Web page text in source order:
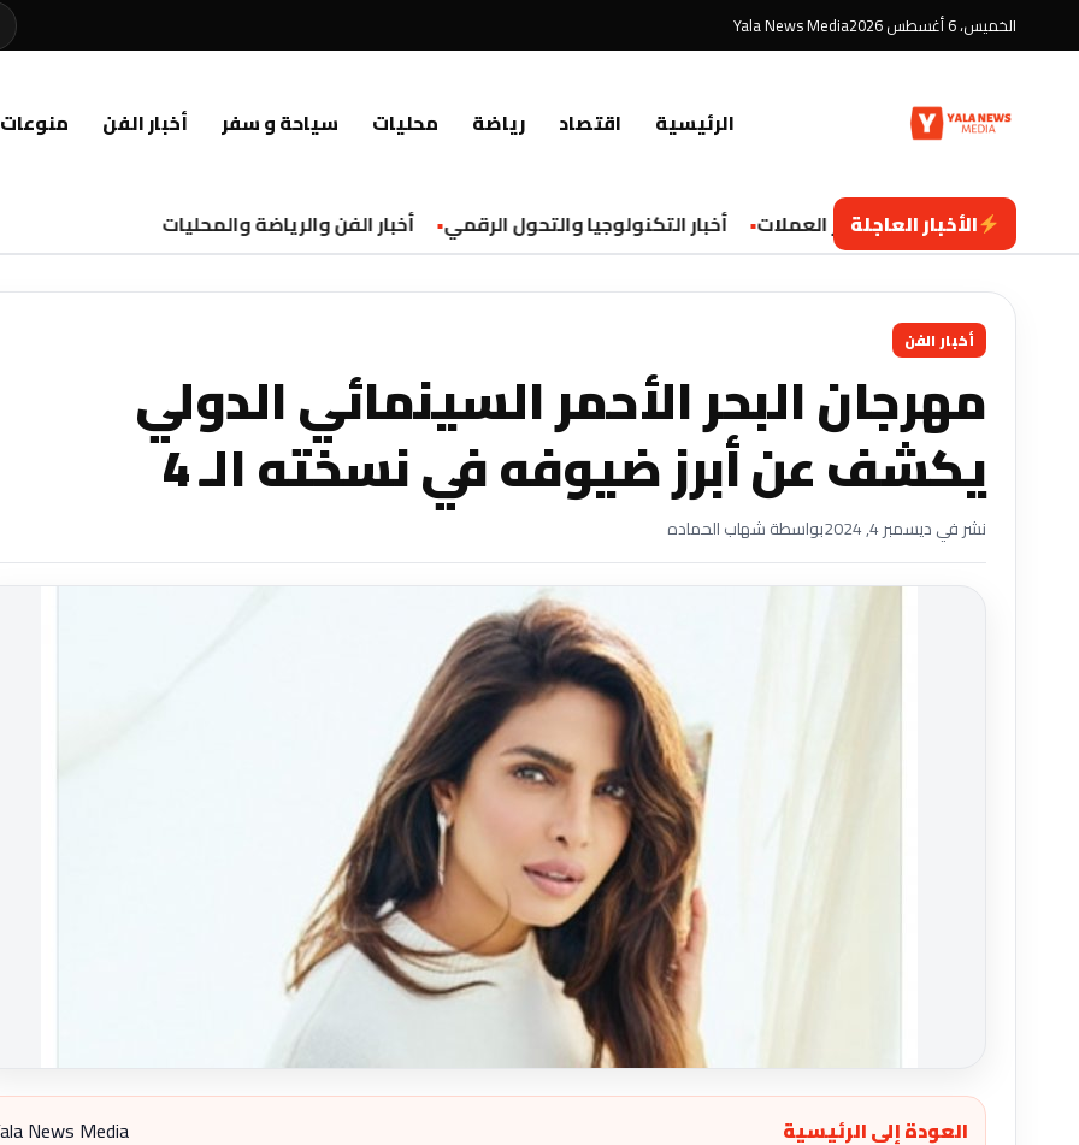
الخميس، 6 أغسطس 2026 Yala News Media
الرئيسية اقتصاد رياضة محليات سياحة و سفر أخبار الفن منوعات
الأخبار العاجلة
تحديثات اقتصادية وأسعار العملات أخبار التكنولوجيا والتحول الرقمي أخبار الفن والرياضة والمحليات
أخبار الفن
مهرجان البحر الأحمر السينمائي الدولي
يكشف عن أبرز ضيوفه في نسخته الـ 4
نشر في ديسمبر 4, 2024 بواسطة شهاب الحماده
العودة إلى الرئيسية News Media